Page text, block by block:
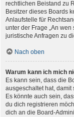
rechtlichen Beistand zu
Besitzer dieses Boards
Anlaufstelle für
unter der Frage „An
juristische Anfragen zu
Nach oben
Warum kann ich mich
Es kann sein, dass die
ausgeschaltet hat,
Es könnte auch sein,
du dich registrieren
dich an die Board-